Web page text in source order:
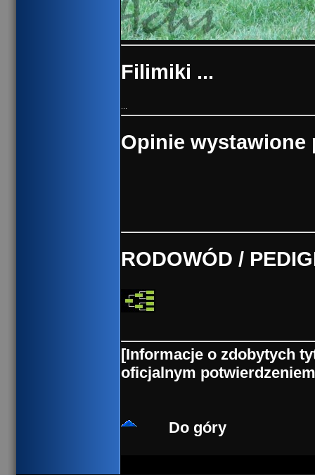
Filimiki ...
Opinie wystawione
RODOWÓD /
[Informacje o zdobytych
oficjalnym
Do góry